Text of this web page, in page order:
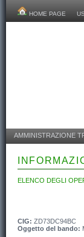
HOME PAGE
AMMINISTRAZIONE
ELENCO DEGLI
CIG: ZD73DC94BC
Oggetto del bando: